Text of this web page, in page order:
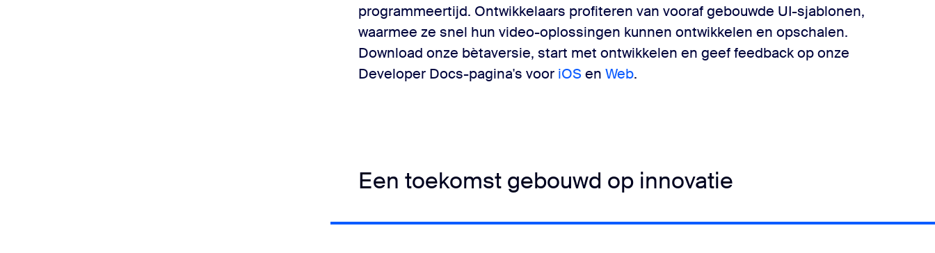
programmeertijd. Ontwikkelaars profiteren van vooraf gebouwde UI-sjablonen,
waarmee ze snel hun video-oplossingen kunnen ontwikkelen en opschalen.
Download onze bètaversie, start met ontwikkelen en geef feedback op onze
Developer Docs-pagina's voor iOS en Web.
Een toekomst gebouwd op innovatie